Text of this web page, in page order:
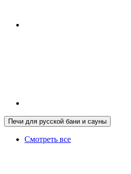
Печи для русской бани и сауны
Смотреть все